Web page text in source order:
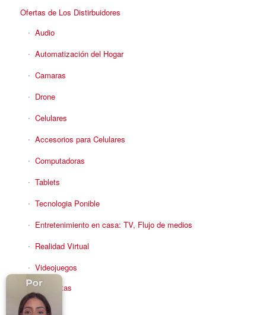
Ofertas de Los Distirbuidores
Audio
Automatización del Hogar
Camaras
Drone
Celulares
Accesorios para Celulares
Computadoras
Tablets
Tecnologia Ponible
Entretenimiento en casa: TV, Flujo de medios
Realidad Virtual
Videojuegos
Reciba Ofertas